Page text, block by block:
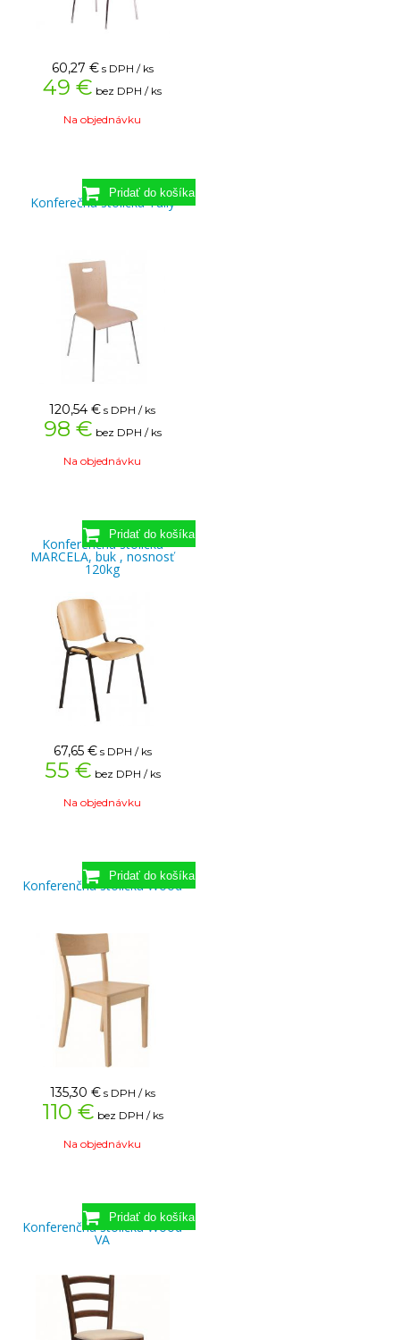
60,27 € s DPH / ks
49 € bez DPH / ks
Na objednávku
Konferečná stolička Tully
120,54 € s DPH / ks
98 € bez DPH / ks
Na objednávku
Konferenčná stolička
MARCELA, buk , nosnosť
120kg
67,65 € s DPH / ks
55 € bez DPH / ks
Na objednávku
Konferenčná stolička Wood
135,30 € s DPH / ks
110 € bez DPH / ks
Na objednávku
Konferenčná stolička Wood
VA